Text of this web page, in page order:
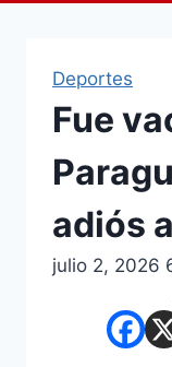
Deportes
Fue
adiós
julio 2, 2026